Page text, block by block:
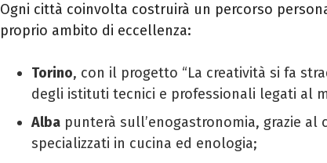
Ogni città coinvolta costruirà un percorso
proprio ambito di eccellenza:
Torino, con il progetto “La creatività si fa
degli istituti tecnici e professionali legati al
Alba punterà sull’enogastronomia, grazie
specializzati in cucina ed enologia;